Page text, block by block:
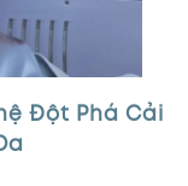
Đột Phá Cải